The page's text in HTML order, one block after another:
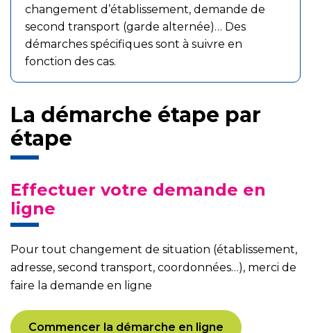
changement d’établissement, demande de
second transport (garde alternée)… Des
démarches spécifiques sont à suivre en
fonction des cas.
La démarche étape par
étape
Effectuer votre demande en
ligne
Pour tout changement de situation (établissement,
adresse, second transport, coordonnées…), merci de
faire la demande en ligne
Commencer la démarche en ligne